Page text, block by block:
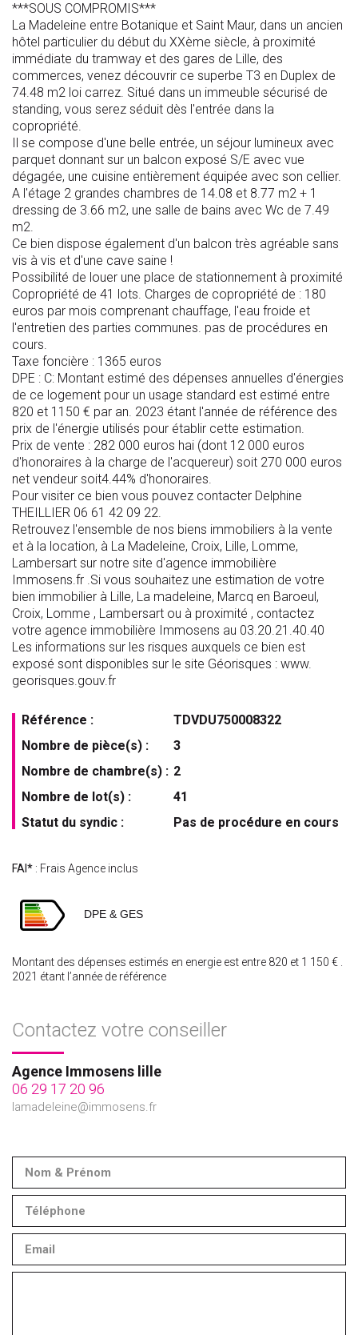
***SOUS COMPROMIS***
La Madeleine entre Botanique et Saint Maur, dans un ancien
hôtel particulier du début du XXème siècle, à proximité
immédiate du tramway et des gares de Lille, des
commerces, venez découvrir ce superbe T3 en Duplex de
74.48 m2 loi carrez. Situé dans un immeuble sécurisé de
standing, vous serez séduit dès l'entrée dans la
copropriété.
Il se compose d'une belle entrée, un séjour lumineux avec
parquet donnant sur un balcon exposé S/E avec vue
dégagée, une cuisine entièrement équipée avec son cellier.
A l'étage 2 grandes chambres de 14.08 et 8.77 m2 + 1
dressing de 3.66 m2, une salle de bains avec Wc de 7.49
m2.
Ce bien dispose également d'un balcon très agréable sans
vis à vis et d'une cave saine !
Possibilité de louer une place de stationnement à proximité
Copropriété de 41 lots. Charges de copropriété de : 180
euros par mois comprenant chauffage, l'eau froide et
l'entretien des parties communes. pas de procédures en
cours.
Taxe foncière : 1365 euros
DPE : C: Montant estimé des dépenses annuelles d'énergies
de ce logement pour un usage standard est estimé entre
820 et 1150 € par an. 2023 étant l'année de référence des
prix de l'énergie utilisés pour établir cette estimation.
Prix de vente : 282 000 euros hai (dont 12 000 euros
d'honoraires à la charge de l'acquereur) soit 270 000 euros
net vendeur soit4.44% d'honoraires.
Pour visiter ce bien vous pouvez contacter Delphine
THEILLIER 06 61 42 09 22.
Retrouvez l'ensemble de nos biens immobiliers à la vente
et à la location, à La Madeleine, Croix, Lille, Lomme,
Lambersart sur notre site d'agence immobilière
Immosens.fr .Si vous souhaitez une estimation de votre
bien immobilier à Lille, La madeleine, Marcq en Baroeul,
Croix, Lomme , Lambersart ou à proximité , contactez
votre agence immobilière Immosens au 03.20.21.40.40
Les informations sur les risques auxquels ce bien est
exposé sont disponibles sur le site Géorisques : www.
georisques.gouv.fr
Référence :
TDVDU750008322
Nombre de pièce(s) :
3
Nombre de chambre(s) : 2
Nombre de lot(s) :
41
Statut du syndic :
Pas de procédure en cours
FAI* : Frais Agence inclus
DPE & GES
Montant des dépenses estimés en energie est entre 820 et 1 150 € .
2021 étant l’année de référence
Contactez votre conseiller
Agence Immosens lille
06 29 17 20 96
lamadeleine@immosens.fr